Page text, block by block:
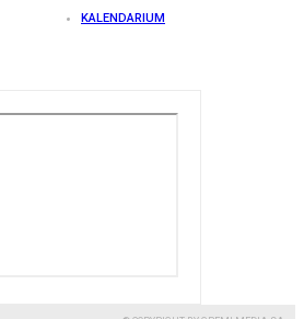
KALENDARIUM